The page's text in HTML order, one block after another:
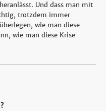
Und dass man mit
trotzdem immer
wie man diese
wie man diese Krise